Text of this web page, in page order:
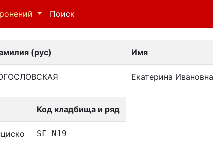
Поиск
(рус) Имя
Екатерина Ивановна
Код кладбища и ряд
SF N19